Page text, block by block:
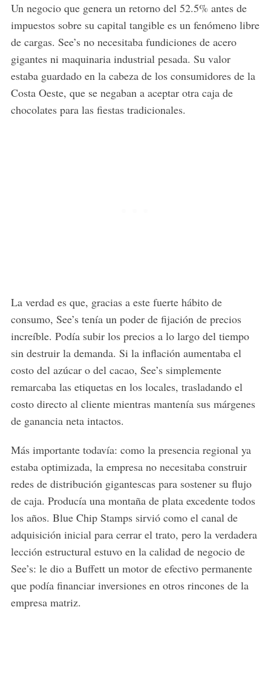
Un negocio que genera un retorno del 52.5% antes de
impuestos sobre su capital tangible es un fenómeno libre
de cargas. See’s no necesitaba fundiciones de acero
gigantes ni maquinaria industrial pesada. Su valor
estaba guardado en la cabeza de los consumidores de la
Costa Oeste, que se negaban a aceptar otra caja de
chocolates para las fiestas tradicionales.
La verdad es que, gracias a este fuerte hábito de
consumo, See’s tenía un poder de fijación de precios
increíble. Podía subir los precios a lo largo del tiempo
sin destruir la demanda. Si la inflación aumentaba el
costo del azúcar o del cacao, See’s simplemente
remarcaba las etiquetas en los locales, trasladando el
costo directo al cliente mientras mantenía sus márgenes
de ganancia neta intactos.
Más importante todavía: como la presencia regional ya
estaba optimizada, la empresa no necesitaba construir
redes de distribución gigantescas para sostener su flujo
de caja. Producía una montaña de plata excedente todos
los años. Blue Chip Stamps sirvió como el canal de
adquisición inicial para cerrar el trato, pero la verdadera
lección estructural estuvo en la calidad de negocio de
See’s: le dio a Buffett un motor de efectivo permanente
que podía financiar inversiones en otros rincones de la
empresa matriz.